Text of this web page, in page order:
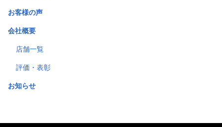
お客様の声
会社概要
店舗一覧
評価・表彰
お知らせ